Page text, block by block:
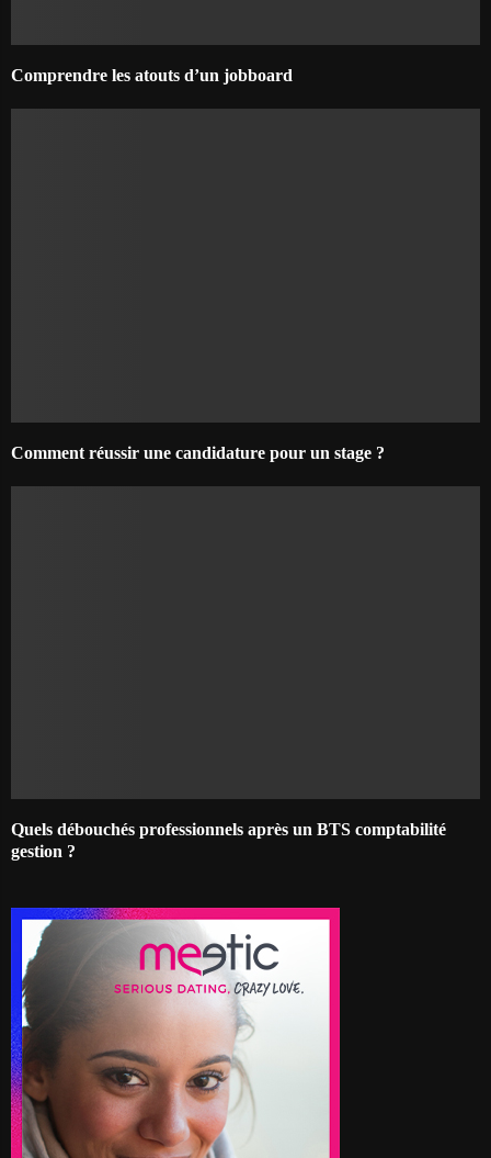
Comprendre les atouts d’un jobboard
Comment réussir une candidature pour un stage ?
Quels débouchés professionnels après un BTS comptabilité
gestion ?